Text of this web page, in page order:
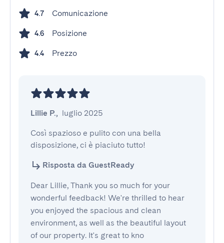
4.7 Comunicazione
4.6 Posizione
4.4 Prezzo
Lillie P., luglio 2025
Così spazioso e pulito con una bella
disposizione, ci è piaciuto tutto!
Risposta da GuestReady
Dear Lillie, Thank you so much for your
wonderful feedback! We're thrilled to hear
you enjoyed the spacious and clean
environment, as well as the beautiful layout
of our property. It's great to kno